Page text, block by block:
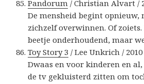
Pandorum / Christian Alvart /
De mensheid begint opnieuw,
zichzelf overwinnen. Of
beetje onderhoudend, maar
Toy Story 3 / Lee Unkrich /
Dwaas en voor kinderen en
de tv gekluisterd zitten om